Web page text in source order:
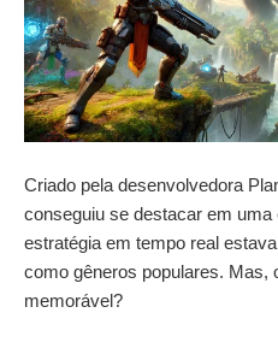
Criado pela desenvolvedora
conseguiu se destacar em uma
estratégia em tempo real
como gêneros populares. Mas,
memorável?